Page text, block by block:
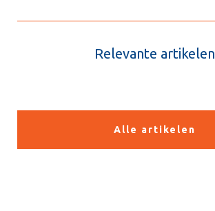
Relevante artikelen
Alle artikelen